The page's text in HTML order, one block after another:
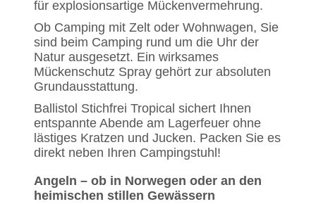
für explosionsartige Mückenvermehrung.
Ob Camping mit Zelt oder Wohnwagen, Sie
sind beim Camping rund um die Uhr der
Natur ausgesetzt. Ein wirksames
Mückenschutz Spray gehört zur absoluten
Grundausstattung.
Ballistol Stichfrei Tropical sichert Ihnen
entspannte Abende am Lagerfeuer ohne
lästiges Kratzen und Jucken. Packen Sie es
direkt neben Ihren Campingstuhl!
Angeln – ob in Norwegen oder an den
heimischen stillen Gewässern